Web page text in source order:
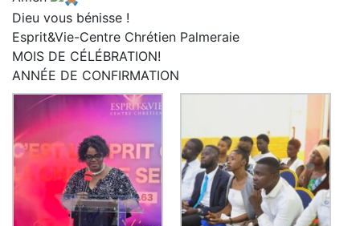
Dieu vous bénisse !
Esprit&Vie-Centre Chrétien Palmeraie
MOIS DE CÉLÉBRATION!
ANNÉE DE CONFIRMATION